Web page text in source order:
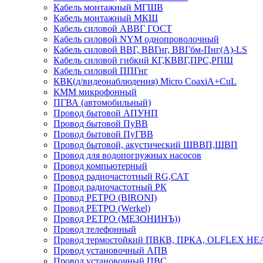
Кабель монтажный МГШВ
Кабель монтажный МКШ
Кабель силовой АВВГ ГОСТ
Кабель силовой NYM однопроволочный
Кабель силовой ВВГ, ВВГнг, ВВГбм-Пнг(А)-LS
Кабель силовой гибкий КГ,КВВГ,ПРС,РПШ
Кабель силовой ППГнг
КВК(д/видеонаблюдения) Micro CoaxiA+CuL
КММ микрофонный
ПГВА (автомобильный)
Провод бытовой АПУНП
Провод бытовой ПуВВ
Провод бытовой ПуГВВ
Провод бытовой, акустический ШВВП,ШВП
Провод для водопогружных насосов
Провод компьютерный
Провод радиочастотный RG,САТ
Провод радиочастотный РК
Провод РЕТРО (BIRONI)
Провод РЕТРО (Werkel)
Провод РЕТРО (МЕЗОНИНЪ))
Провод телефонный
Провод термостойкий ПВКВ, ПРКА, OLFLEX
Провод установочный АПВ